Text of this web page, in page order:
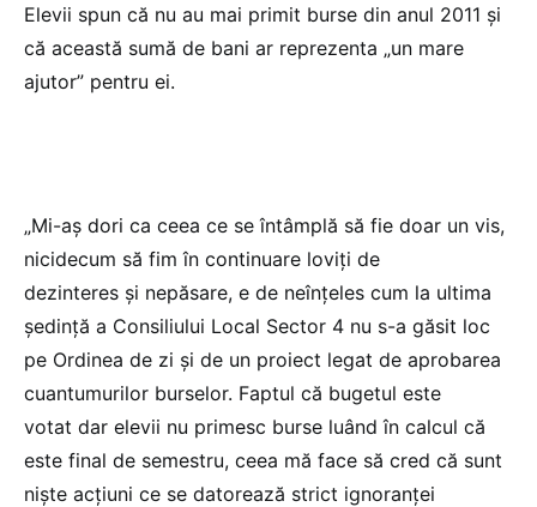
Elevii spun că nu au mai primit burse din anul 2011 și
că această sumă de bani ar reprezenta „un mare
ajutor” pentru ei.
„Mi-aș dori ca ceea ce se întâmplă să fie doar un vis,
nicidecum să fim în continuare loviți de
dezinteres și nepăsare, e de neînțeles cum la ultima
ședință a Consiliului Local Sector 4 nu s-a găsit loc
pe Ordinea de zi și de un proiect legat de aprobarea
cuantumurilor burselor. Faptul că bugetul este
votat dar elevii nu primesc burse luând în calcul că
este final de semestru, ceea mă face să cred că sunt
niște acțiuni ce se datorează strict ignoranței